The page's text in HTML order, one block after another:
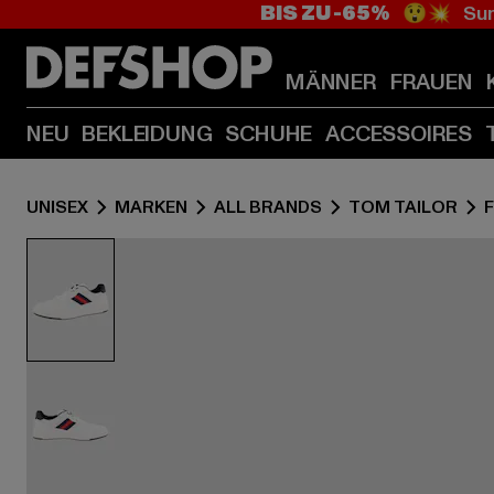
BIS ZU -65% 😲💥
MÄNNER FRAUEN
NEU BEKLEIDUNG SCHUHE ACCESSOIRES
UNISEX MARKEN ALL BRANDS TOM TAILOR